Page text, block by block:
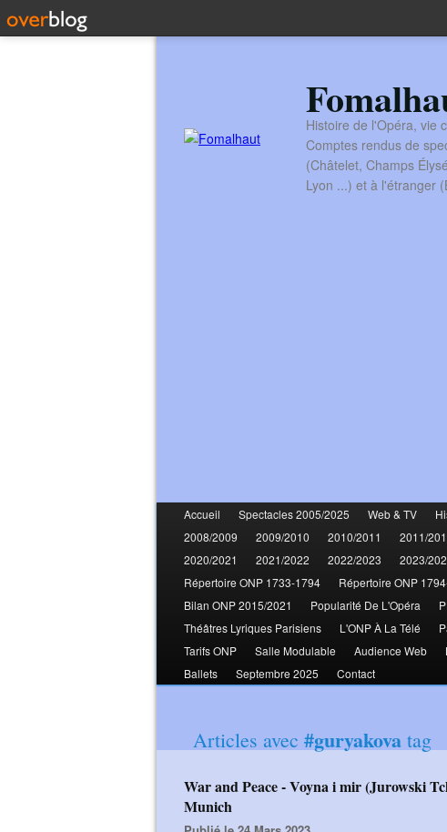
Histoire de l'Opéra, vie
Comptes rendus de
(Châtelet, Champs
Lyon ...) et à l'étranger
Accueil Spectacles 2005/2025 Web & TV
2008/2009
2009/2010 2010/2011 2011/
2020/2021
2021/2022 2022/2023 2023/
Répertoire ONP 1733-1794
Répertoire ONP
Bilan ONP 2015/2021
Popularité De L'Opéra
Théâtres Lyriques Parisiens
L'ONP À La Télé
Tarifs ONP
Salle Modulable Audience Web
Ballets
Septembre 2025 Contact
Articles avec #guryakova tag
War and Peace - Voyna i mir (Jurowski Tcherniakov Kulchynska Zhilikhovsky)
Munich